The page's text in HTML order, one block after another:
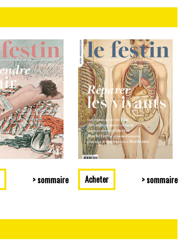
> sommaire > sommaire
Acheter